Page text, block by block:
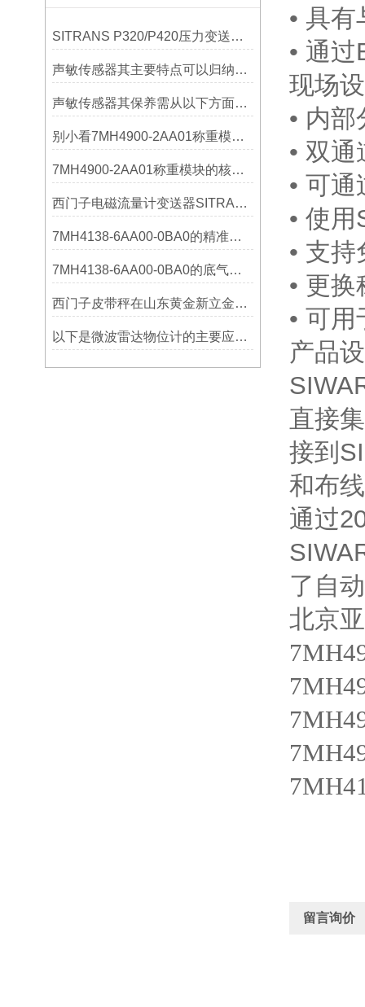
SITRANS P320/P420压力变送器概述
声敏传感器其主要特点可以归纳为以下几个核心维度
声敏传感器其保养需从以下方面入手
别小看7MH4900-2AA01称重模块！这些你日常接触的领域，早已离不开它
7MH4900-2AA01称重模块的核心亮点，藏着让效率翻倍的“关键密码”
西门子电磁流量计变送器SITRANS FMT020的功能
7MH4138-6AA00-0BA0的精准从何而来？关键组成部分，藏着答案！
7MH4138-6AA00-0BA0的底气：这些核心功能，让精准称重不再是难题
西门子皮带秤在山东黄金新立金矿的成功应用
以下是微波雷达物位计的主要应用领域及具体场景分析
• 具
• 通
现场
• 内
• 双
• 可
• 使
• 支
• 更
• 可
产品
直接
接到
和布
通过
了自
北京
留言询价